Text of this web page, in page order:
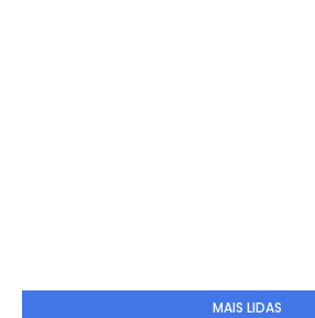
MAIS LIDAS